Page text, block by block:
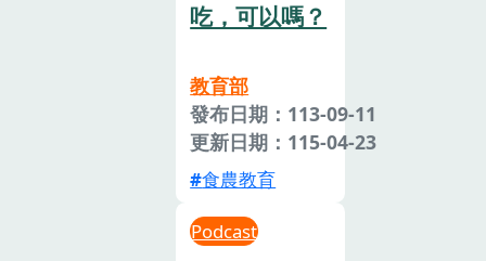
吃，可以嗎？
教育部
發布日期：113-09-11
更新日期：115-04-23
食農教育
Podcast